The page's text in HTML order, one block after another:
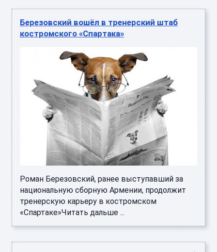
Березовский вошёл в тренерский штаб
костромского «Спартака»
Роман Березовский, ранее выступавший за
национальную сборную Армении, продолжит
тренерскую карьеру в костромском
«Спартаке»Читать дальше ...